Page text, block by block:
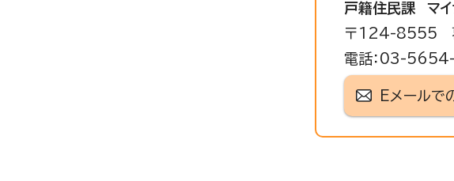
戸籍住民課
マ
〒124-8555
電話：03-
Eメールで